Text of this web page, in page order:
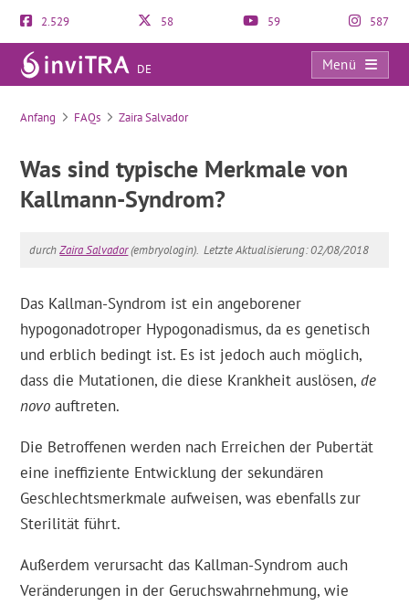
2.529 58 59 587
DE
Menü
FAQs
Anfang FAQs Zaira Salvador
Was sind typische Merkmale von
Kallmann-Syndrom?
durchZaira Salvador(embryologin). Letzte Aktualisierung: 02/08/2018
Das Kallman-Syndrom ist ein angeborener
hypogonadotroper Hypogonadismus, da es genetisch
und erblich bedingt ist. Es ist jedoch auch möglich,
dass die Mutationen, die diese Krankheit auslösen,de
novo auftreten.
Die Betroffenen werden nach Erreichen der Pubertät
eine ineffiziente Entwicklung der sekundären
Geschlechtsmerkmale aufweisen, was ebenfalls zur
Sterilität führt.
Außerdem verursacht das Kallman-Syndrom auch
Veränderungen in der Geruchswahrnehmung, wie